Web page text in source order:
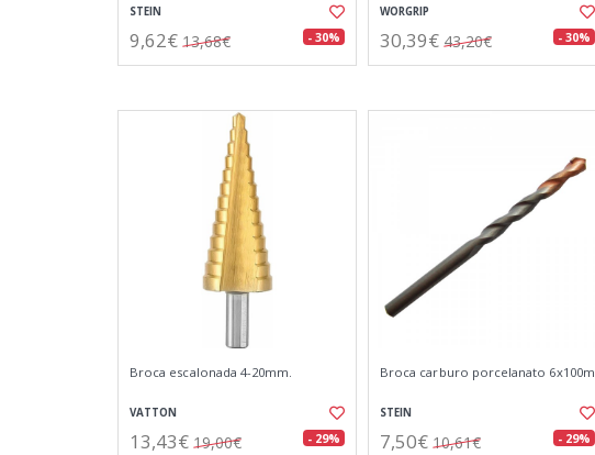
STEIN
9,62€ 13,68€ - 30%
WORGRIP
30,39€ 43,20€ - 30%
Broca escalonada 4-20mm.
VATTON
13,43€ 19,00€ - 29%
Broca carburo porcelanato 6x100m
STEIN
7,50€ 10,61€ - 29%